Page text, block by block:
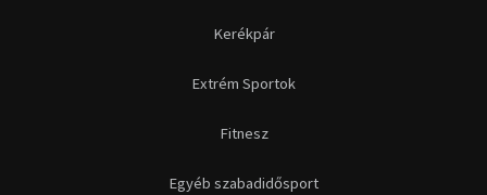
Kerékpár
Extrém Sportok
Fitnesz
Egyéb szabadidősport